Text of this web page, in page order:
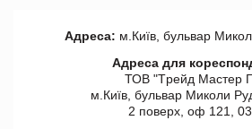
Адреса: м.Київ, бульвар
Адреса для
ТОВ "Tрейд Мастер
м.Київ, бульвар Миколи
2 поверх, оф 121,